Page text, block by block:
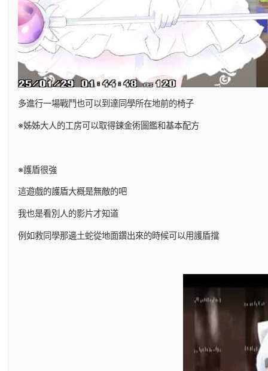
多進行一場戰鬥也可以到達同學所在地前的椅子
※姊姊大人的工房可以取得鍊金術圖鑑和基本配方
※護盾很強
這遊戲的護盾大概是無敵的吧
我也是看別人的影片才知道
例如救同學那邊土蛇從地面鑽出來的時候可以用護盾擋